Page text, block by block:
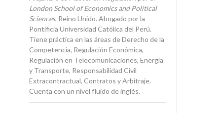
London School of Economics and Political
Sciences, Reino Unido. Abogado por la
Pontificia Universidad Católica del Perú.
Tiene práctica en las áreas de Derecho de la
Competencia, Regulación Económica,
Regulación en Telecomunicaciones, Energía
y Transporte, Responsabilidad Civil
Extracontractual, Contratos y Arbitraje.
Cuenta con un nivel fluido de inglés.